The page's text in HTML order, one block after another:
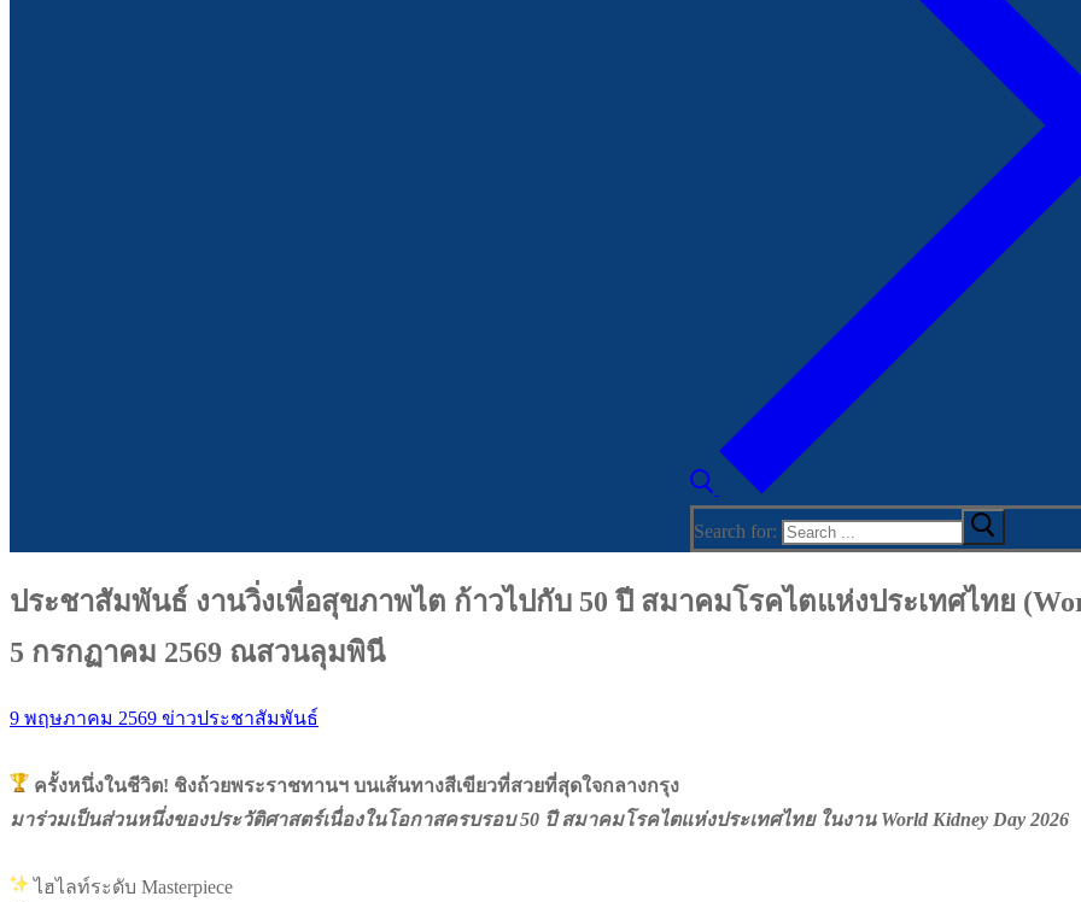
Search for:
ประชาสัมพันธ์ งานวิ่งเพื่อสุขภาพไต ก้าวไปกับ 50 ปี สมาคมโรคไตแห่งประเทศไทย
5 กรกฏาคม 2569 ณสวนลุมพินี
9 พฤษภาคม 2569 ข่าวประชาสัมพันธ์
ครั้งหนึ่งในชีวิต! ชิงถ้วยพระราชทานฯ บนเส้นทางสีเขียวที่สวยที่สุดใจกลางกรุง
มาร่วมเป็นส่วนหนึ่งของประวัติศาสตร์เนื่องในโอกาสครบรอบ 50 ปี สมาคมโรคไตแห่งประเทศไทย ในงาน World Kidney Day 2026
ไฮไลท์ระดับ Masterpiece